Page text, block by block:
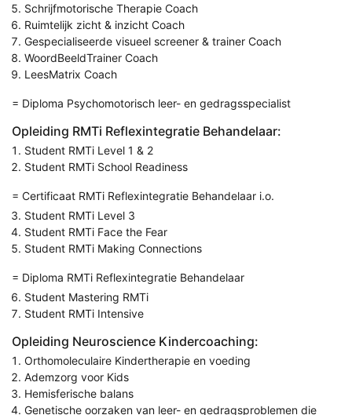
Schrijfmotorische Therapie Coach
Ruimtelijk zicht & inzicht Coach
Gespecialiseerde visueel screener & trainer Coach
WoordBeeldTrainer Coach
LeesMatrix Coach
= Diploma Psychomotorisch leer- en gedragsspecialist
Opleiding RMTi Reflexintegratie Behandelaar:
Student RMTi Level 1 & 2
Student RMTi School Readiness
= Certificaat RMTi Reflexintegratie Behandelaar i.o.
Student RMTi Level 3
Student RMTi Face the Fear
Student RMTi Making Connections
= Diploma RMTi Reflexintegratie Behandelaar
Student Mastering RMTi
Student RMTi Intensive
Opleiding Neuroscience Kindercoaching:
Orthomoleculaire Kindertherapie en voeding
Ademzorg voor Kids
Hemisferische balans
Genetische oorzaken van leer- en gedragsproblemen die